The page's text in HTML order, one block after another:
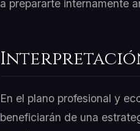
a prepararte internamente
En el plano profesional y
beneficiarán de una